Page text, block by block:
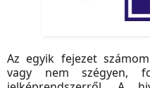
Az egyik fejezet
vagy nem szégyen,